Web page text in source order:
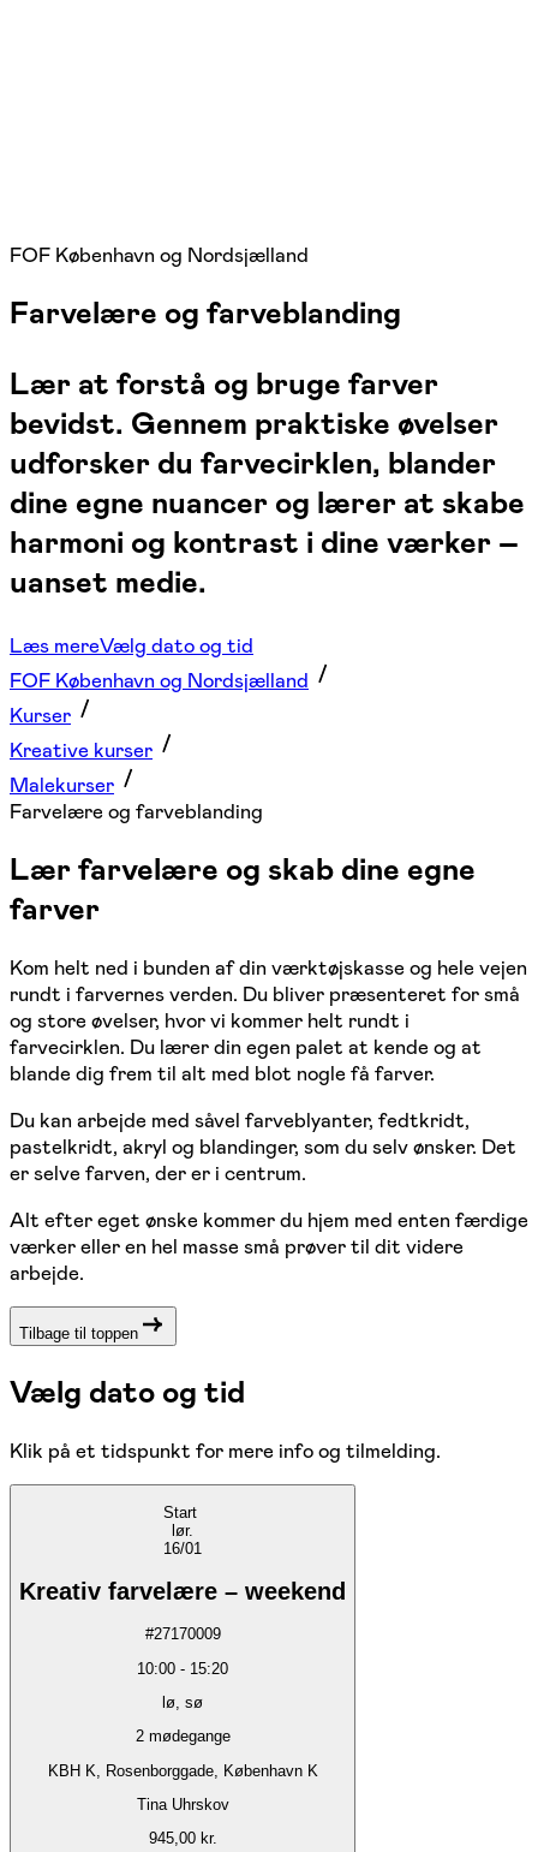
FOF København og Nordsjælland
Farvelære og farveblanding
Lær at forstå og bruge farver
bevidst. Gennem praktiske øvelser
udforsker du farvecirklen, blander
dine egne nuancer og lærer at skabe
harmoni og kontrast i dine værker –
uanset medie.
Læs mereVælg dato og tid
FOF København og Nordsjælland
Kurser
Kreative kurser
Malekurser
Farvelære og farveblanding
Lær farvelære og skab dine egne
farver
Kom helt ned i bunden af din værktøjskasse og hele vejen
rundt i farvernes verden. Du bliver præsenteret for små
og store øvelser, hvor vi kommer helt rundt i
farvecirklen. Du lærer din egen palet at kende og at
blande dig frem til alt med blot nogle få farver.
Du kan arbejde med såvel farveblyanter, fedtkridt,
pastelkridt, akryl og blandinger, som du selv ønsker. Det
er selve farven, der er i centrum.
Alt efter eget ønske kommer du hjem med enten færdige
værker eller en hel masse små prøver til dit videre
arbejde.
Tilbage til toppen
Vælg dato og tid
Klik på et tidspunkt for mere info og tilmelding.
Start
lør.
16/01
Kreativ farvelære – weekend
#27170009
10:00 - 15:20
lø, sø
2 mødegange
KBH K, Rosenborggade, København K
Tina Uhrskov
945,00 kr.